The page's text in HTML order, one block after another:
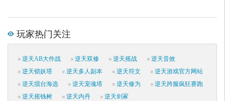
玩家热门关注
逆天AB大作战 逆天双修 逆天摇战
逆天音效
逆天锁妖塔
逆天多人副本 逆天符文
逆天游戏官方网站
逆天擂台海选
逆天宠魂塔 逆天修为
逆天跨服疯狂赛跑
逆天摇钱树
逆天内丹 逆天剑冢